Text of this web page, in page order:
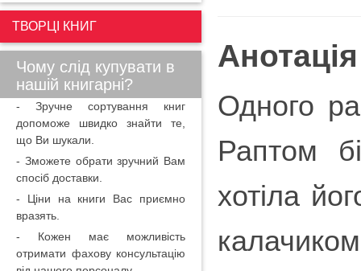
Анотація
Одного
Раптом
хотіла
ТВОРЦІ КНИГ
Чому слід купувати в
нашій книгарні?
- Зручне сортування книг
допоможе швидко знайти те,
що Ви шукали.
- Зможете обрати зручний Вам
спосіб доставки.
- Ціни на книги Вас приємно
вразять.
- Кожен має можливість
отримати фахову консультацію